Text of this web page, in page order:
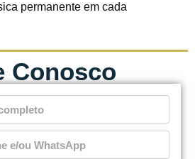
permanente em cada
Conosco